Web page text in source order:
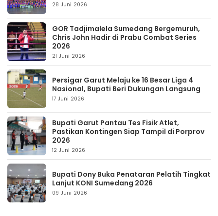
28 Juni 2026
GOR Tadjimalela Sumedang Bergemuruh,
Chris John Hadir di Prabu Combat Series
2026
21 Juni 2026
Persigar Garut Melaju ke 16 Besar Liga 4
Nasional, Bupati Beri Dukungan Langsung
17 Juni 2026
Bupati Garut Pantau Tes Fisik Atlet,
Pastikan Kontingen Siap Tampil di Porprov
2026
12 Juni 2026
Bupati Dony Buka Penataran Pelatih Tingkat
Lanjut KONI Sumedang 2026
09 Juni 2026